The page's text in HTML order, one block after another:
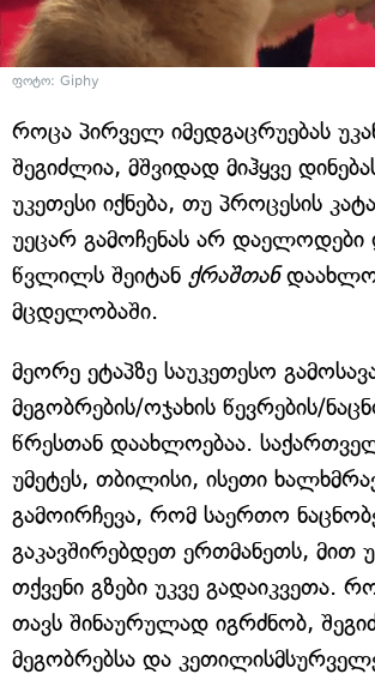
ფოტო: Giphy
როცა პირველ იმედგაცრუებას
შეგიძლია, მშვიდად მიჰყვე
უკეთესი იქნება, თუ პროცესის
უეცარ გამოჩენას არ დაელოდები
წვლილს შეიტან ქრაშთან
მცდელობაში.
მეორე ეტაპზე საუკეთესო
მეგობრების/ოჯახის წევრების/
წრესთან დაახლოებაა.
უმეტეს, თბილისი, ისეთი
გამოირჩევა, რომ საერთო
გაკავშირებდეთ ერთმანეთს, მით
თქვენი გზები უკვე გადაიკვეთა.
თავს შინაურულად იგრძნობ,
მეგობრებსა და